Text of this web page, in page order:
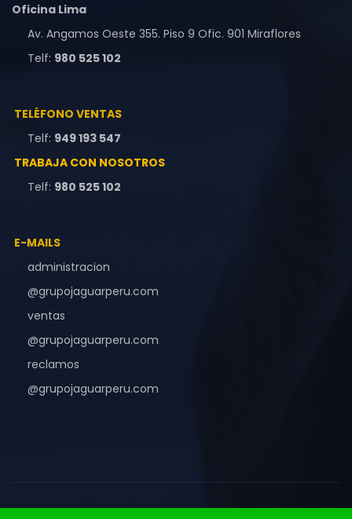
Oficina Lima
Av. Angamos Oeste 355. Piso 9 Ofic. 901 Miraflores
Telf: 980 525 102
TELÉFONO VENTAS
Telf: 949 193 547
TRABAJA CON NOSOTROS
Telf: 980 525 102
E-MAILS
administracion
@grupojaguarperu.com
ventas
@grupojaguarperu.com
reclamos
@grupojaguarperu.com